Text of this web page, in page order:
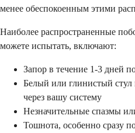
менее обеспокоенным этими
Наиболее распространенные
можете испытать, включают:
Запор в течение 1-3 дней
Белый или глинистый
через вашу систему
Незначительные спазмы
Тошнота, особенно сразу